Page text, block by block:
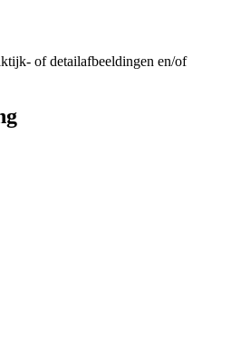
of detailafbeeldingen en/of